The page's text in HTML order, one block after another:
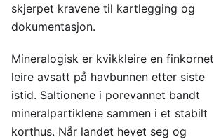
skjerpet kravene til kartlegging og
dokumentasjon.
Mineralogisk er kvikkleire en finkornet
leire avsatt på havbunnen etter siste
istid. Saltionene i porevannet bandt
mineralpartiklene sammen i et stabilt
korthus. Når landet hevet seg og